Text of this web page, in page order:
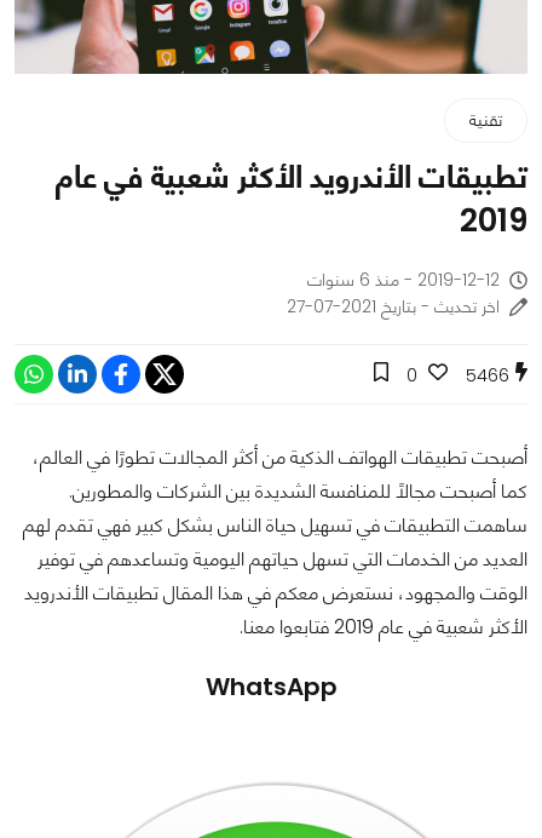
تقنية
تطبيقات الأندرويد الأكثر شعبية في عام
2019
2019-12-12 - منذ 6 سنوات
اخر تحديث - بتاريخ 2021-07-27
5466
0
أصبحت تطبيقات الهواتف الذكية من أكثر المجالات تطورًا في العالم،
كما أصبحت مجالًا للمنافسة الشديدة بين الشركات والمطورين.
ساهمت التطبيقات في تسهيل حياة الناس بشكل كبير فهي تقدم لهم
العديد من الخدمات التي تسهل حياتهم اليومية وتساعدهم في توفير
الوقت والمجهود، نستعرض معكم في هذا المقال تطبيقات الأندرويد
الأكثر شعبية في عام 2019 فتابعوا معنا.
WhatsApp